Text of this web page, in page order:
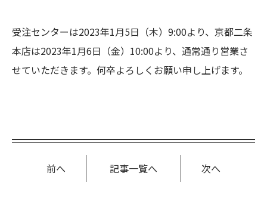
受注センターは2023年1月5日（木）9:00より、京都二条
本店は2023年1月6日（金）10:00より、通常通り営業さ
せていただきます。何卒よろしくお願い申し上げます。
前へ 次へ
記事一覧へ